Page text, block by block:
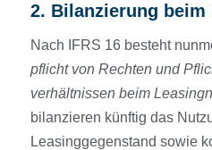
2. Bilanzierung beim
Nach IFRS 16 besteht
pflicht von Rechten und
verhältnissen beim
bilanzieren künftig das
Leasinggegenstand sowie